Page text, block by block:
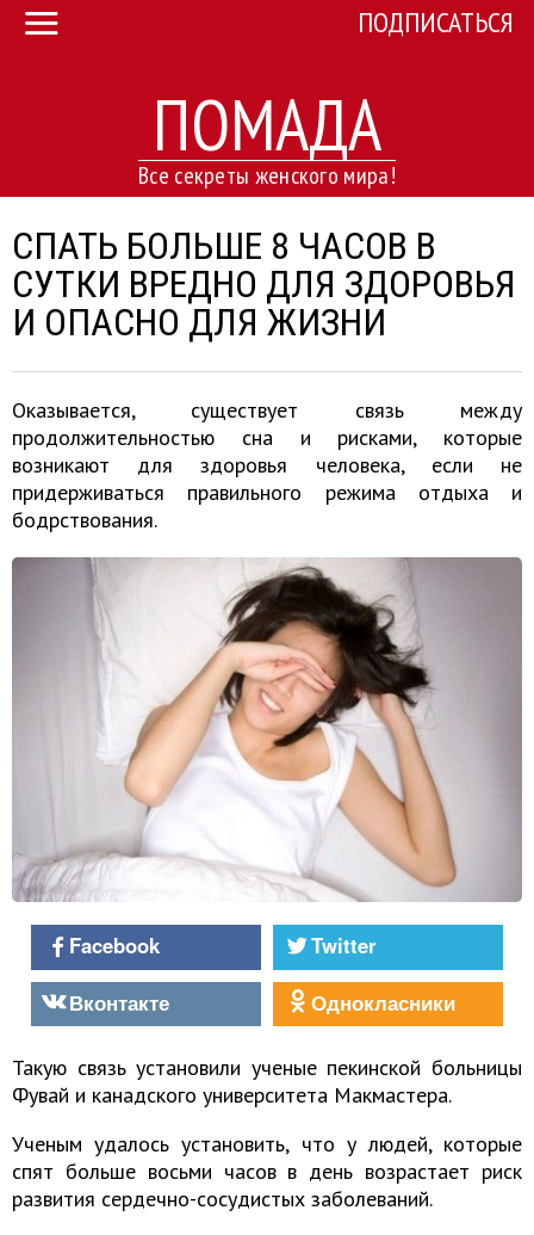
ПОМАДА
Все секреты женского мира!
ПОДПИСАТЬСЯ
СПАТЬ БОЛЬШЕ 8 ЧАСОВ В
СУТКИ ВРЕДНО ДЛЯ ЗДОРОВЬЯ
И ОПАСНО ДЛЯ ЖИЗНИ
Оказывается, существует связь между
продолжительностью сна и рисками, которые
возникают для здоровья человека, если не
придерживаться правильного режима отдыха и
бодрствования.
Facebook
Twitter
Вконтакте
Однокласники
Такую связь установили ученые пекинской больницы
Фувай и канадского университета Макмастера.
Ученым удалось установить, что у людей, которые
спят больше восьми часов в день возрастает риск
развития сердечно-сосудистых заболеваний.